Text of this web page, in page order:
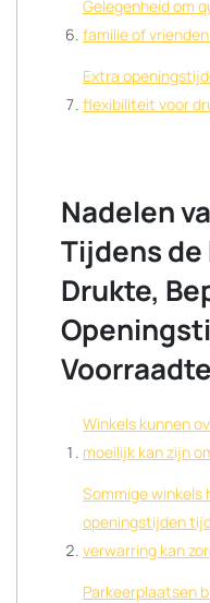
Gelegenheid om
familie of
Extra
flexibiliteit voor
Nadelen
Tijdens
Drukte,
Winkels kunnen
moeilijk kan zijn
Sommige winkels
openingstijden
verwarring kan
Parkeerplaatsen